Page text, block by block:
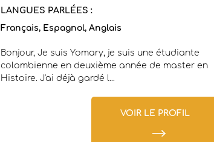
LANGUES PARLÉES :
Français Espagnol Anglais
Bonjour, Je suis Yomary, je suis une étudiante
colombienne en deuxième année de master en
Histoire. J'ai déjà gardé l...
VOIR LE PROFIL